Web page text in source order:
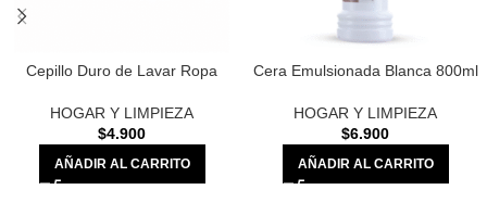
Cepillo Duro de Lavar Ropa
HOGAR Y LIMPIEZA
$4.900
AÑADIR AL CARRITO
Cera Emulsionada Blanca 800ml
HOGAR Y LIMPIEZA
$6.900
AÑADIR AL CARRITO